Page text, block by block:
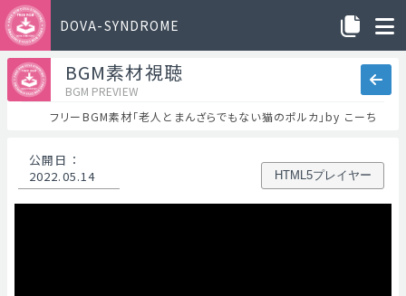
DOVA-SYNDROME
BGM素材視聴
BGM PREVIEW
フリーBGM素材「老人とまんざらでもない猫のポルカ」by こーち
公開日 ：
2022.05.14
HTML5プレイヤー